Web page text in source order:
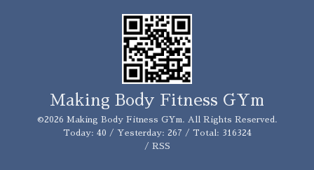
Making Body Fitness GYm
©2026 Making Body Fitness GYm. All Rights Reserved.
Today: 40 / Yesterday: 267 / Total: 316324
/ RSS